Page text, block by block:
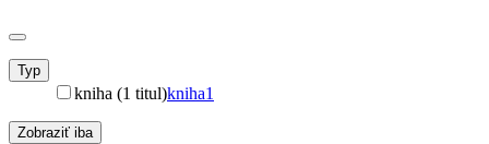
Typ
kniha (1 titul)kniha1
Zobraziť iba